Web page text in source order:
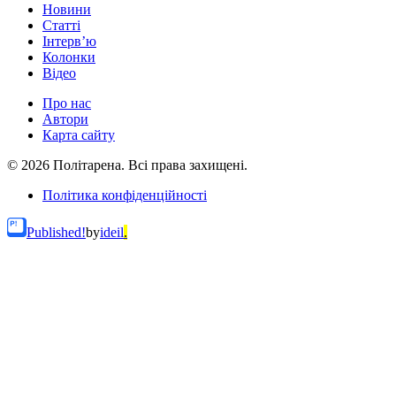
Новини
Статті
Інтерв’ю
Колонки
Відео
Про нас
Автори
Карта сайту
© 2026 Політарена. Всі права захищені.
Політика конфіденційності
Published!byideil.